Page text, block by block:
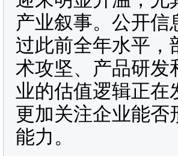
产业叙事。公开信
过此前全年水平，
术攻坚、产品研发
业的估值逻辑正在
更加关注企业能否
能力。